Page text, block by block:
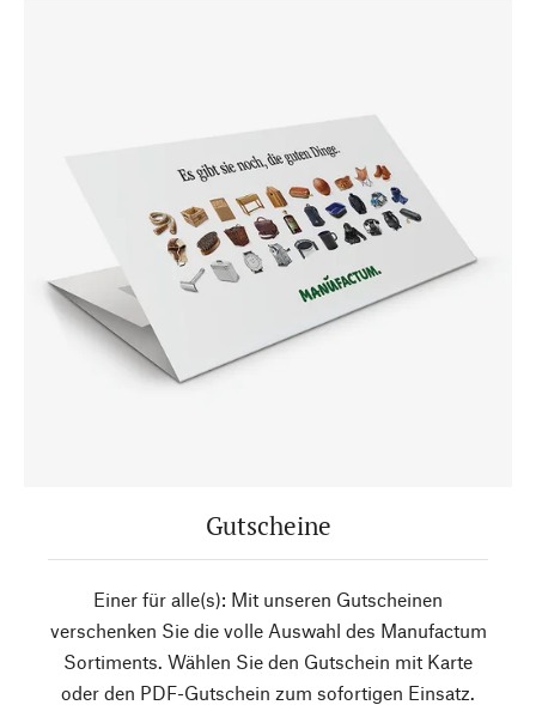
Gutscheine
Einer für alle(s): Mit unseren Gutscheinen
verschenken Sie die volle Auswahl des Manufactum
Sortiments. Wählen Sie den Gutschein mit Karte
oder den PDF-Gutschein zum sofortigen Einsatz.